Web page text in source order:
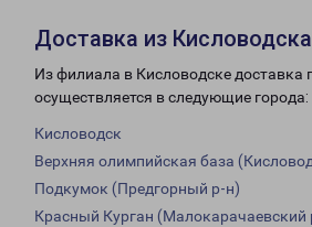
Доставка из
Из филиала в Кисловодске доставка
осуществляется в следующие города:
Кисловодск
Верхняя олимпийская база
Подкумок (Предгорный р-н)
Красный Курган (Малокарачаевский